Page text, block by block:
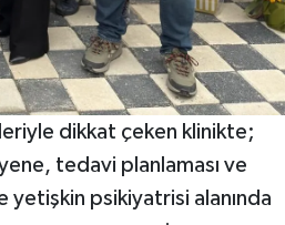
dikkat çeken klinikte;
tedavi planlaması ve
yetişkin psikiyatrisi alanında